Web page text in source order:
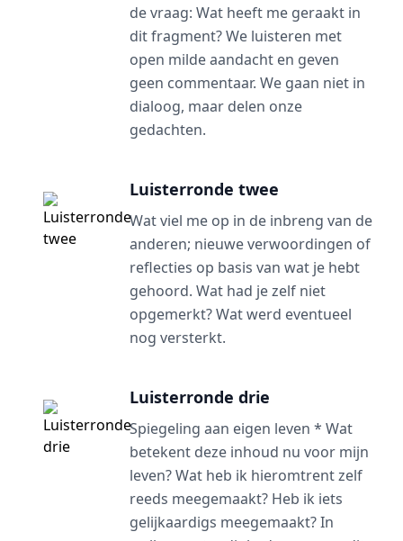
de vraag: Wat heeft me geraakt in
dit fragment? We luisteren met
open milde aandacht en geven
geen commentaar. We gaan niet in
dialoog, maar delen onze
gedachten.
Luisterronde twee
Wat viel me op in de inbreng van de
anderen; nieuwe verwoordingen of
reflecties op basis van wat je hebt
gehoord. Wat had je zelf niet
opgemerkt? Wat werd eventueel
nog versterkt.
Luisterronde drie
Spiegeling aan eigen leven * Wat
betekent deze inhoud nu voor mijn
leven? Wat heb ik hieromtrent zelf
reeds meegemaakt? Heb ik iets
gelijkaardigs meegemaakt? In